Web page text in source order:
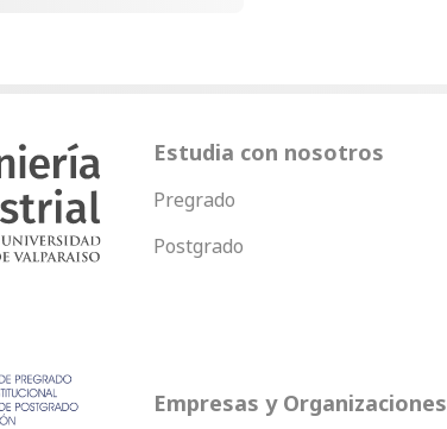
Estudia con nosotros
Pregrado
Postgrado
Empresas y Organizaciones